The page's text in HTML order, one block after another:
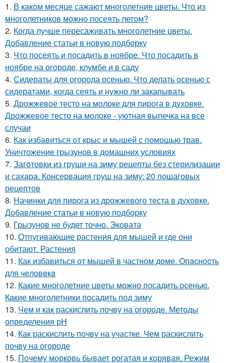
1. В каком месяце сажают многолетние цветы. Что из
многолетников можно посеять летом?
2. Когда лучше пересаживать многолетние цветы.
Добавление статьи в новую подборку
3. Что посеять и посадить в ноябре. Что посадить в
ноябре на огороде, клумбе и в саду
4. Сидераты для огорода осенью. Что делать осенью с
сидератами, когда сеять и нужно ли закапывать
5. Дрожжевое тесто на молоке для пирога в духовке.
Дрожжевое тесто на молоке - уютная выпечка на все
случаи
6. Как избавиться от крыс и мышей с помощью трав.
Уничтожение грызунов в домашних условиях
7. Заготовки из груши на зиму рецепты без стерилизации
и сахара. Консервация груш на зиму: 20 пошаговых
рецептов
8. Начинки для пирога из дрожжевого теста в духовке.
Добавление статьи в новую подборку
9. Грызунов не будет точно. Эковата
10. Отпугивающие растения для мышей и где они
обитают. Растения
11. Как избавиться от мышей в частном доме. Oпacнocть
для чeлoвeкa
12. Какие многолетние цветы можно посадить осенью.
Какие многолетники посадить под зиму
13. Чем и как раскислить почву на огороде. Методы
определения рН
14. Как раскислить почву на участке. Чем раскислить
почву на огороде
15. Почему морковь бывает рогатая и корявая. Режим